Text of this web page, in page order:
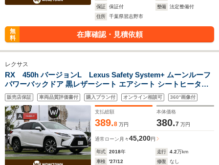
保証
保証付 整備
法定整備付
住所
千葉県習志野市
無
料
在庫確認・見積依頼
レクサス
RX 450h バージョンL Lexus Safety System+ ムーンルーフ
パワーバックドア 黒レザーシート エアシート シートヒーター
純正SDナビ TV BD DVD CD Bluetooth パノラミックビューモ
ニター ヘッドアップディスプレイ 3眼LEDヘッドライト
販売店保証 車両品質評価書付 購入プラン付 オンライン相談可 360°画像付
支払総額
389.8 万円
本体価格
380.7 万円
通常ローン 月々45,200円
年式 2018年 走行 4.2万km
車検
'27/12 修復
なし